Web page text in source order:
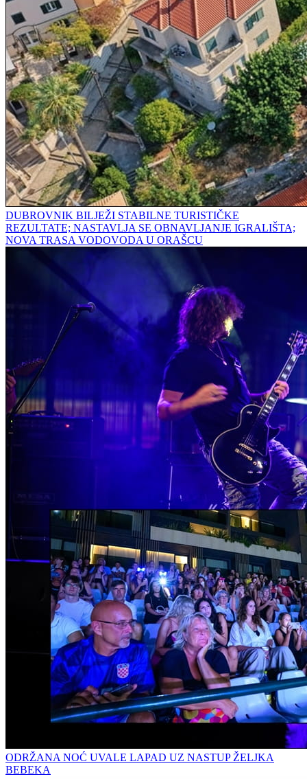
DUBROVNIK BILJEŽI STABILNE TURISTIČKE
REZULTATE; NASTAVLJA SE OBNAVLJANJE IGRALIŠTA;
NOVA TRASA VODOVODA U ORAŠCU
ODRŽANA NOĆ UVALE LAPAD UZ NASTUP ŽELJKA
BEBEKA